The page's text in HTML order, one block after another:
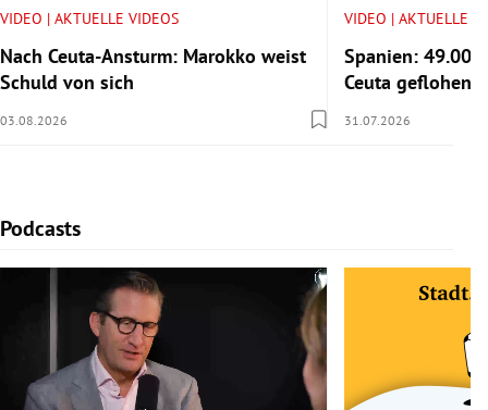
VIDEO | AKTUELLE VIDEOS
Nach Ceuta-Ansturm: Marokko weist
Schuld von sich
03.08.2026
VIDEO | AKTUELLE
Spanien:
Ceuta geflohen
31.07.2026
Podcasts
Slide 1 von 6